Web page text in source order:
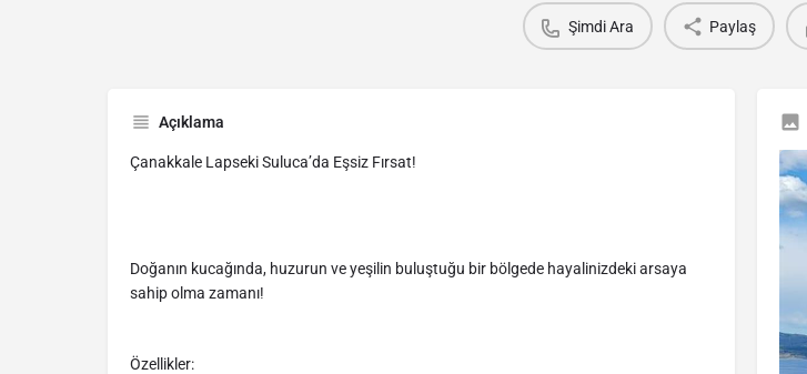
Şimdi Ara Paylaş
Açıklama
Çanakkale Lapseki Suluca’da Eşsiz Fırsat!
Doğanın kucağında, huzurun ve yeşilin buluştuğu bir bölgede hayalinizdeki arsaya
sahip olma zamanı!
Özellikler: